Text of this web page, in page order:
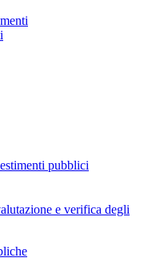
pubblici
e verifica degli